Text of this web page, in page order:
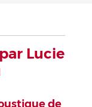
Lucie
de